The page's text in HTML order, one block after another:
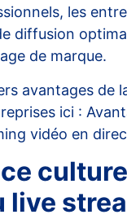
les
diffusion
de marque.
avantages de
ici :
vidéo en
live